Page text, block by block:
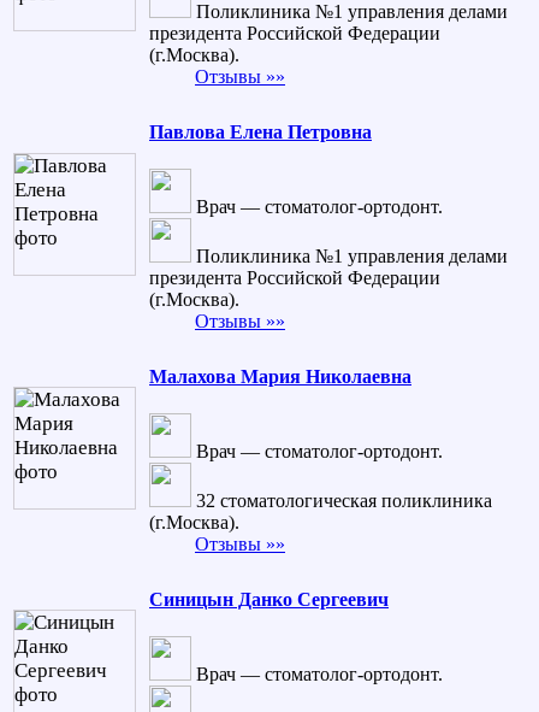
Поликлиника №1 управления делами
президента Российской Федерации
(г.Москва).
Отзывы »»
Павлова Елена Петровна
Врач — стоматолог-ортодонт.
Поликлиника №1 управления делами
президента Российской Федерации
(г.Москва).
Отзывы »»
Малахова Мария Николаевна
Врач — стоматолог-ортодонт.
32 стоматологическая поликлиника
(г.Москва).
Отзывы »»
Синицын Данко Сергеевич
Врач — стоматолог-ортодонт.